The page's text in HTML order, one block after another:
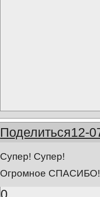
Поделиться12-
Супер! Супер!
Огромное
0